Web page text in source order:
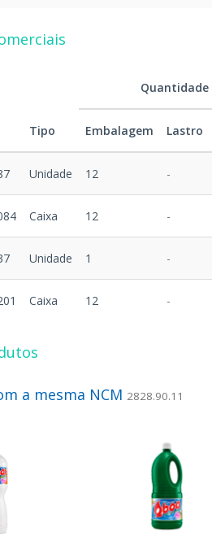
Tipo
Quantidade
Embalagem Lastro
Unidade 12 -
Caixa 12 -
Unidade 1 -
Caixa 12 -
a mesma NCM 2828.90.11